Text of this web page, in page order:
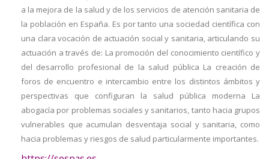
a la mejora de la salud y de los servicios de atención sanitaria de
la población en España. Es por tanto una sociedad científica con
una clara vocación de actuación social y sanitaria, articulando su
actuación a través de: La promoción del conocimiento científico y
del desarrollo profesional de la salud pública La creación de
foros de encuentro e intercambio entre los distintos ámbitos y
perspectivas que configuran la salud pública moderna La
abogacía por problemas sociales y sanitarios, tanto hacia grupos
vulnerables que acumulan desventaja social y sanitaria, como
hacia problemas y riesgos de salud particularmente importantes.